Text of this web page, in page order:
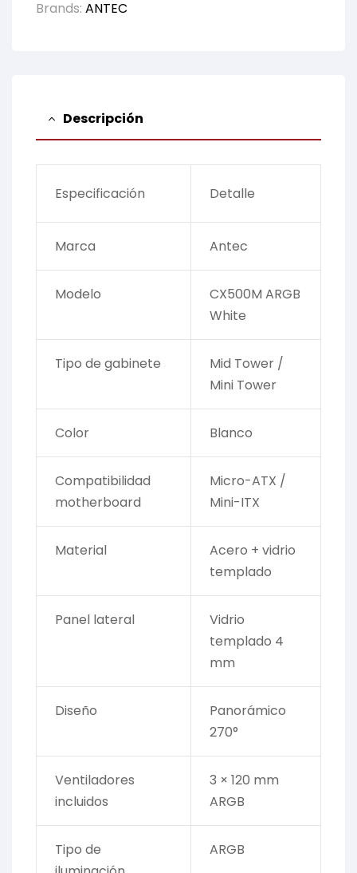
Brands: ANTEC
Descripción
Especificación Detalle
Marca Antec
Modelo
CX500M ARGB
White
Tipo de gabinete
Mid Tower /
Mini Tower
Color Blanco
Compatibilidad
motherboard
Micro-ATX /
Mini-ITX
Material
Acero + vidrio
templado
Panel lateral
Vidrio
templado 4
mm
Diseño
Panorámico
270°
Ventiladores
incluidos
3 × 120 mm
ARGB
Tipo de
ARGB